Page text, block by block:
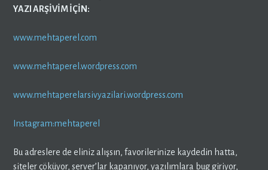
YAZI ARŞİVİM İÇİN:
www.mehtaperel.com
www.mehtaperel.wordpress.com
www.mehtaperelarsivyazilari.wordpress.com
Instagram:mehtaperel
Bu adreslere de eliniz alışsın, favorilerinize kaydedin hatta,
siteler çöküyor, server’lar kapanıyor, yazılımlara bug giriyor,